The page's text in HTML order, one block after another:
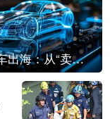
中国汽车出海：从“卖出去”到“走进去”